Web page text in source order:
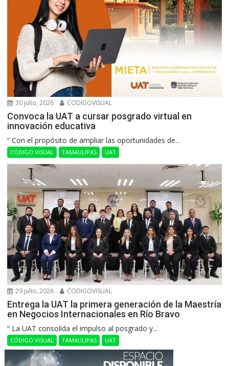
30 julio, 2026 CODIGOVISUAL
Convoca la UAT a cursar posgrado virtual en
innovación educativa
“ Con el propósito de ampliar las oportunidades de...
CÓDIGO VISUAL TAMAULIPAS UAT
29 julio, 2026 CODIGOVISUAL
Entrega la UAT la primera generación de la Maestría
en Negocios Internacionales en Río Bravo
“ La UAT consolida el impulso al posgrado y...
CÓDIGO VISUAL TAMAULIPAS UAT